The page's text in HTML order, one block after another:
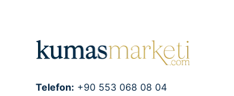
Telefon: +90 553 068 08 04